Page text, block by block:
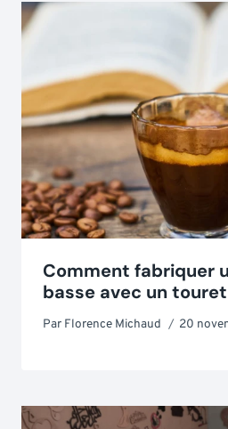
Comment fabriquer
basse avec un
Par Florence Michaud 20